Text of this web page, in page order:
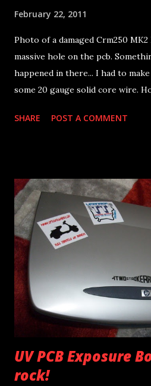
February 22, 2011
Photo of a damaged Crm250
massive hole on the pcb.
happened in there... I had to
some 20 gauge solid core wire.
SHARE POST A COMMENT
UV PCB Exposure
rock!